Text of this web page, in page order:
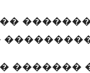
�������